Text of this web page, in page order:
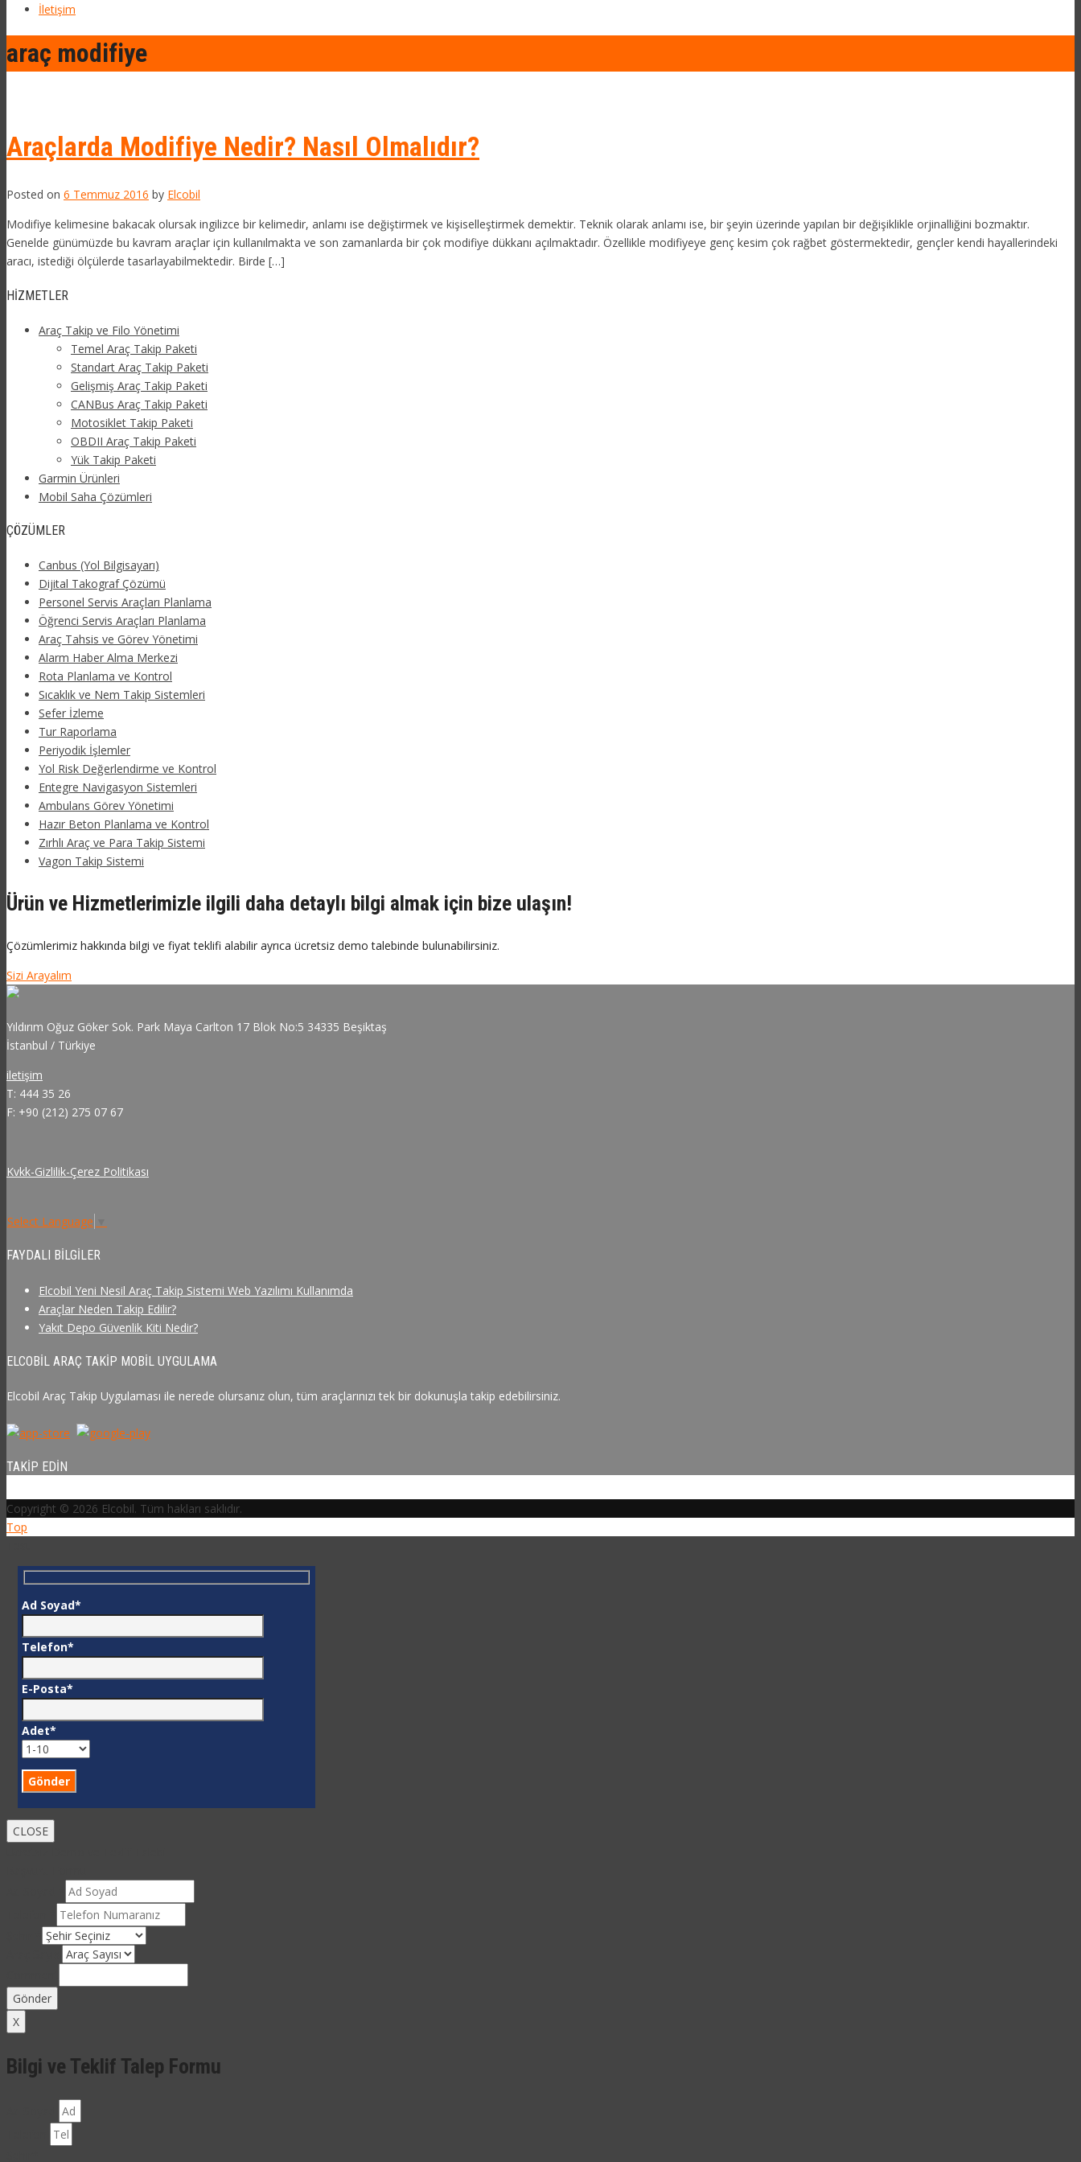
İletişim
araç modifiye
Araçlarda Modifiye Nedir? Nasıl Olmalıdır?
Posted on 6 Temmuz 2016 by Elcobil
Modifiye kelimesine bakacak olursak ingilizce bir kelimedir, anlamı ise değiştirmek ve kişiselleştirmek demektir. Teknik olarak anlamı ise, bir şeyin üzerinde yapılan bir değişiklikle orjinalliğini bozmaktır.
Genelde günümüzde bu kavram araçlar için kullanılmakta ve son zamanlarda bir çok modifiye dükkanı açılmaktadır. Özellikle modifiyeye genç kesim çok rağbet göstermektedir, gençler kendi hayallerindeki
aracı, istediği ölçülerde tasarlayabilmektedir. Birde […]
HIZMETLER
Araç Takip ve Filo Yönetimi
Temel Araç Takip Paketi
Standart Araç Takip Paketi
Gelişmiş Araç Takip Paketi
CANBus Araç Takip Paketi
Motosiklet Takip Paketi
OBDII Araç Takip Paketi
Yük Takip Paketi
Garmin Ürünleri
Mobil Saha Çözümleri
ÇÖZÜMLER
Canbus (Yol Bilgisayarı)
Dijital Takograf Çözümü
Personel Servis Araçları Planlama
Öğrenci Servis Araçları Planlama
Araç Tahsis ve Görev Yönetimi
Alarm Haber Alma Merkezi
Rota Planlama ve Kontrol
Sıcaklık ve Nem Takip Sistemleri
Sefer İzleme
Tur Raporlama
Periyodik İşlemler
Yol Risk Değerlendirme ve Kontrol
Entegre Navigasyon Sistemleri
Ambulans Görev Yönetimi
Hazır Beton Planlama ve Kontrol
Zırhlı Araç ve Para Takip Sistemi
Vagon Takip Sistemi
Ürün ve Hizmetlerimizle ilgili daha detaylı bilgi almak için bize ulaşın!
Çözümlerimiz hakkında bilgi ve fiyat teklifi alabilir ayrıca ücretsiz demo talebinde bulunabilirsiniz.
Sizi Arayalım
Yıldırım Oğuz Göker Sok. Park Maya Carlton 17 Blok No:5 34335 Beşiktaş
İstanbul / Türkiye
iletişim
T: 444 35 26
F: +90 (212) 275 07 67
Kvkk-Gizlilik-Çerez Politikası
Select Language
FAYDALI BILGILER
Elcobil Yeni Nesil Araç Takip Sistemi Web Yazılımı Kullanımda
Araçlar Neden Takip Edilir?
Yakıt Depo Güvenlik Kiti Nedir?
ELCOBIL ARAÇ TAKIP MOBIL UYGULAMA
Elcobil Araç Takip Uygulaması ile nerede olursanız olun, tüm araçlarınızı tek bir dokunuşla takip edebilirsiniz.
TAKIP EDIN
Copyright © 2026 Elcobil. Tüm hakları saklıdır.
Top
Ad Soyad*
Telefon*
E-Posta*
Adet*
CLOSE
Gönder
X
Bilgi ve Teklif Talep Formu